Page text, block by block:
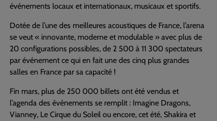
événements locaux et internationaux, musicaux et sportifs.
Dotée de l’une des meilleures acoustiques de France, l’arena
se veut « innovante, moderne et modulable » avec plus de
20 configurations possibles, de 2 500 à 11 300 spectateurs
par événement ce qui en fait une des cinq plus grandes
salles en France par sa capacité !
Fin mars, plus de 250 000 billets ont été vendus et
l’agenda des événements se remplit : Imagine Dragons,
Vianney, Le Cirque du Soleil ou encore, cet été, Shakira et